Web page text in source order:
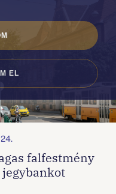
EL
falfestmény